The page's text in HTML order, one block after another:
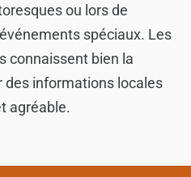
ou lors de
spéciaux. Les
connaissent bien la
des informations locales
agréable.